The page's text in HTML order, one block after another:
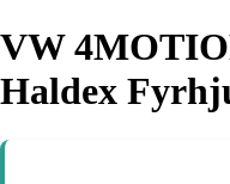
VW
Haldex